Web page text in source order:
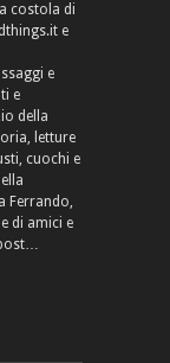
costola di
e
e
e
della
letture
cuochi e
Ferrando,
di amici e